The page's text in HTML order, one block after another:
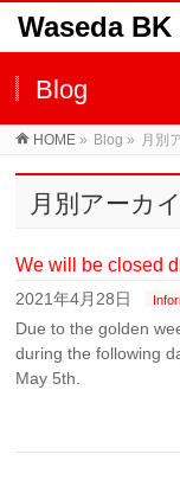
Waseda BK
Blog
HOME » Blog » 月別
月別アーカ
We will be closed
2021年4月28日
Due to the golden
during the following
May 5th.